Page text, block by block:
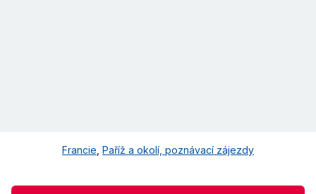
Francie Paříž a okolí, poznávací zájezdy